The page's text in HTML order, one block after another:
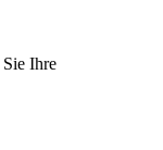
Ihre